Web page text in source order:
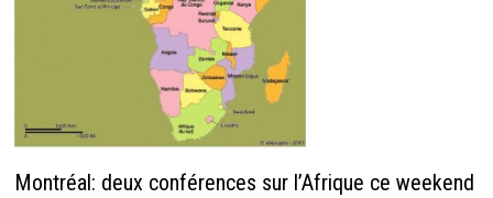
Montréal: deux conférences sur l’Afrique ce weekend